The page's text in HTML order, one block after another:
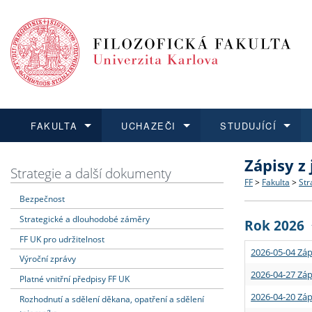
FAKULTA
Dozvědět se více
Struktura
Strategie
Podpora
UCHAZEČI
Podat přihlášku
Co
Učitelské
STUDUJÍCÍ
Dozvědět se více
Rigorózní
Dozvědět se více
O vědě a
Granty a
Dozvědět se více
Aktuální
Strategie a další dokumenty
Bezpečnost
Strategické a dlouhodobé záměry
FF UK pro udržitelnost
Výroční zprávy
Platné vnitřní předpisy FF UK
Rozhodnutí a sdělení děkana, opatření a sdělení
Zápisy
FF > Fakulta >
Rok 2026
2026-05-04
2026-04-27
2026-04-20